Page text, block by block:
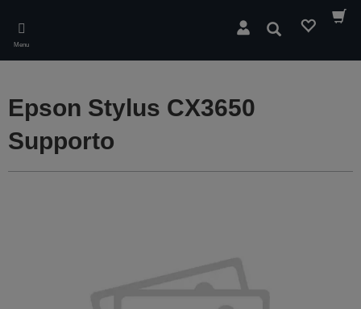
main
content
Menu
Cerca
Epson Stylus CX3650
Supporto